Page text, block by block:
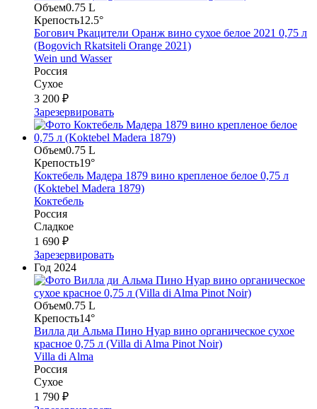
Объем0.75 L
Крепость12.5°
Богович Ркацители Оранж вино сухое белое 2021 0,75 л
(Bogovich Rkatsiteli Orange 2021)
Wein und Wasser
Россия
Сухое
3 200 ₽
Зарезервировать
Объем0.75 L
Крепость19°
Коктебель Мадера 1879 вино крепленое белое 0,75 л
(Koktebel Madera 1879)
Коктебель
Россия
Сладкое
1 690 ₽
Зарезервировать
Год 2024
Объем0.75 L
Крепость14°
Вилла ди Альма Пино Нуар вино органическое сухое
красное 0,75 л (Villa di Alma Pinot Noir)
Villa di Alma
Россия
Сухое
1 790 ₽